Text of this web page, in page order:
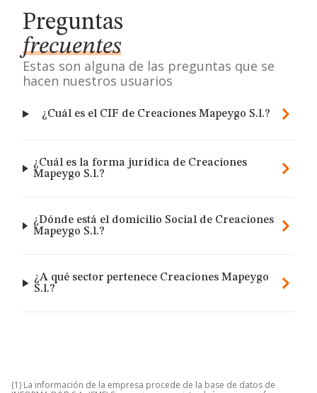
Preguntas
frecuentes
Estas son alguna de las preguntas que se
hacen nuestros usuarios
¿Cuál es el CIF de Creaciones Mapeygo S.l.?
¿Cuál es la forma jurídica de Creaciones
Mapeygo S.l.?
¿Dónde está el domicilio Social de Creaciones
Mapeygo S.l.?
¿A qué sector pertenece Creaciones Mapeygo
S.l.?
(1) La información de la empresa procede de la base de datos de